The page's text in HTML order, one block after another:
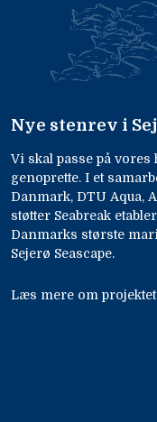
Nye stenrev i
Vi skal passe på vores
genoprette. I et
Danmark, DTU Aqua,
støtter Seabreak
Danmarks største
Sejerø Seascape.
Læs mere om